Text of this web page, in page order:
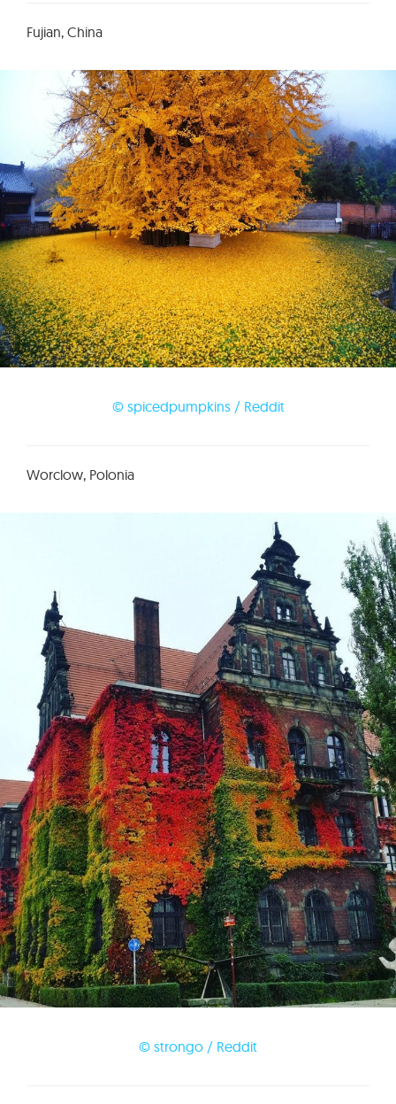
Fujian, China
© spicedpumpkins / Reddit
Worclow, Polonia
© strongo / Reddit